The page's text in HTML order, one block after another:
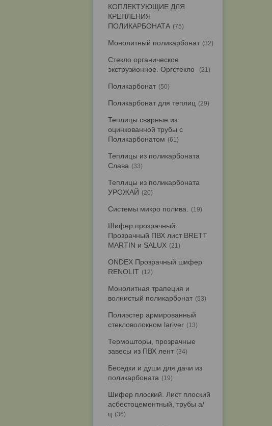
КОПЛЕКТУЮЩИЕ ДЛЯ
КРЕПЛЕНИЯ
ПОЛИКАРБОНАТА
75
Монолитный поликарбонат 32
Стекло органическое
экструзионное. Оргстекло
21
Поликарбонат 50
Поликарбонат для теплиц 29
Теплицы сварные из
оцинкованной трубы с
Поликарбонатом
61
Теплицы из поликарбоната
Слава
33
Теплицы из поликарбоната
УРОЖАЙ
20
Системы микро полива. 19
Шифер прозрачный.
Прозрачный ПВХ лист BRETT
MARTIN и SALUX
21
ONDEX Прозрачный шифер
RENOLIT
12
Монолитная трапеция и
волнистый поликарбонат
53
Полиэстер армированный
стекловолокном lariver
13
Термошторы, прозрачные
завесы из ПВХ лент
34
Беседки и души для дачи из
поликарбоната
19
Шифер плоский. Лист плоский
асбестоцементный, трубы а/
ц
36